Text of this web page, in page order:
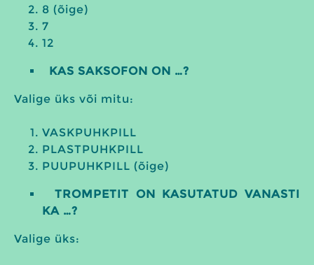
8 (õige)
7
12
KAS SAKSOFON ON …?
Valige üks või mitu:
VASKPUHKPILL
PLASTPUHKPILL
PUUPUHKPILL (õige)
TROMPETIT ON KASUTATUD VANASTI
KA …?
Valige üks: